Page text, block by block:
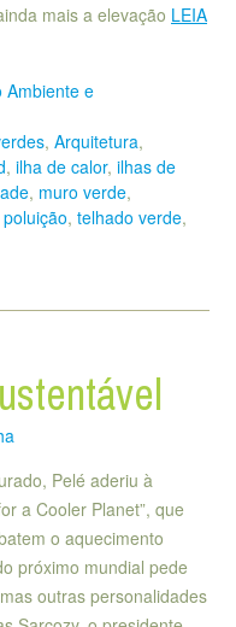
mais a elevação LEIA
Ambiente e
, Arquitetura,
, ilha de calor, ilhas de
, muro verde,
poluição, telhado verde,
Pelé aderiu à
a Cooler Planet”, que
o aquecimento
próximo mundial pede
outras personalidades